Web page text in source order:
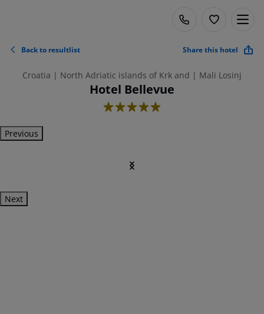
Back to resultlist Share this hotel
Croatia | North Adriatic islands of Krk and | Mali Losinj
Hotel Bellevue
5
Previous
Next